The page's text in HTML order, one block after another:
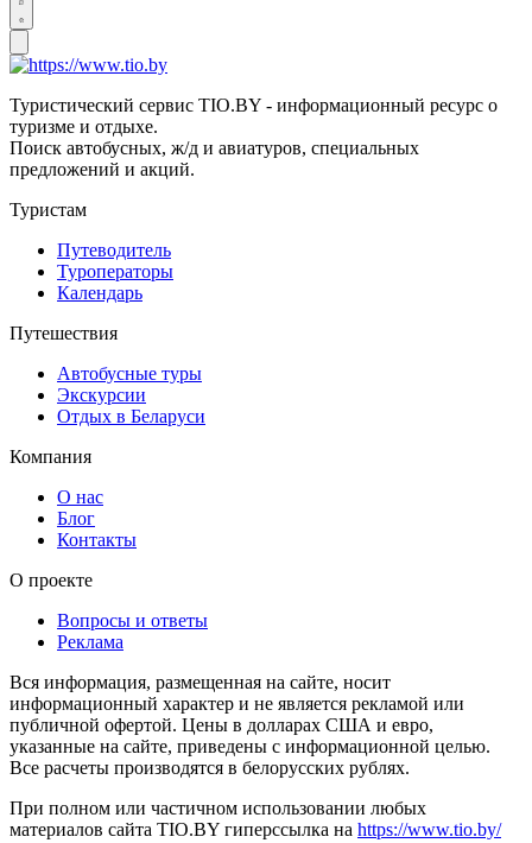
Туристический сервис TIO.BY - информационный ресурс о
туризме и отдыхе.
Поиск автобусных, ж/д и авиатуров, специальных
предложений и акций.
Туристам
Путеводитель
Туроператоры
Календарь
Путешествия
Автобусные туры
Экскурсии
Отдых в Беларуси
Компания
О нас
Блог
Контакты
О проекте
Вопросы и ответы
Реклама
Вся информация, размещенная на сайте, носит
информационный характер и не является рекламой или
публичной офертой. Цены в долларах США и евро,
указанные на сайте, приведены с информационной целью.
Все расчеты производятся в белорусских рублях.
При полном или частичном использовании любых
материалов сайта TIO.BY гиперссылка на https://www.tio.by/